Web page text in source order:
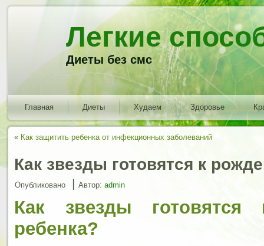
Легкие
Диеты без смс
Главная Диеты Худаем Здоровье
« Как защитить ребенка от инфекционных заболеваний
Как звезды готовятся к
Опубликовано | Автор: admin
Как звезды
ребенка?